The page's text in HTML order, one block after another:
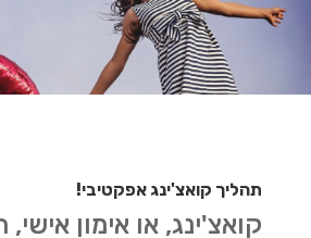
תהליך קואצ'ינג אפקטיבי!
קואצ'ינג, או אימון אישי,